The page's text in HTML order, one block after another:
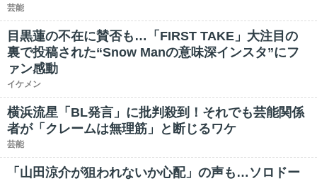
芸能
目黒蓮の不在に賛否も…「FIRST TAKE」大注目の
裏で投稿された“Snow Manの意味深インスタ”にフ
ァン感動
イケメン
横浜流星「BL発言」に批判殺到！それでも芸能関係
者が「クレームは無理筋」と断じるワケ
芸能
「山田涼介が狙われないか心配」の声も…ソロドー